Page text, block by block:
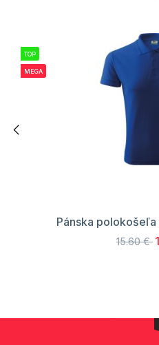
TOP
MEGA
Pánska
15.60 €